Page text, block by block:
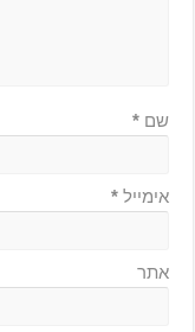
שם*
אימייל*
אתר